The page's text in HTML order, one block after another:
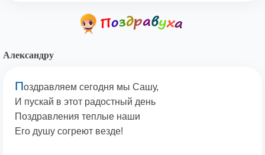
Александру
Поздравляем сегодня мы Сашу,
И пускай в этот радостный день
Поздравления теплые наши
Его душу согреют везде!